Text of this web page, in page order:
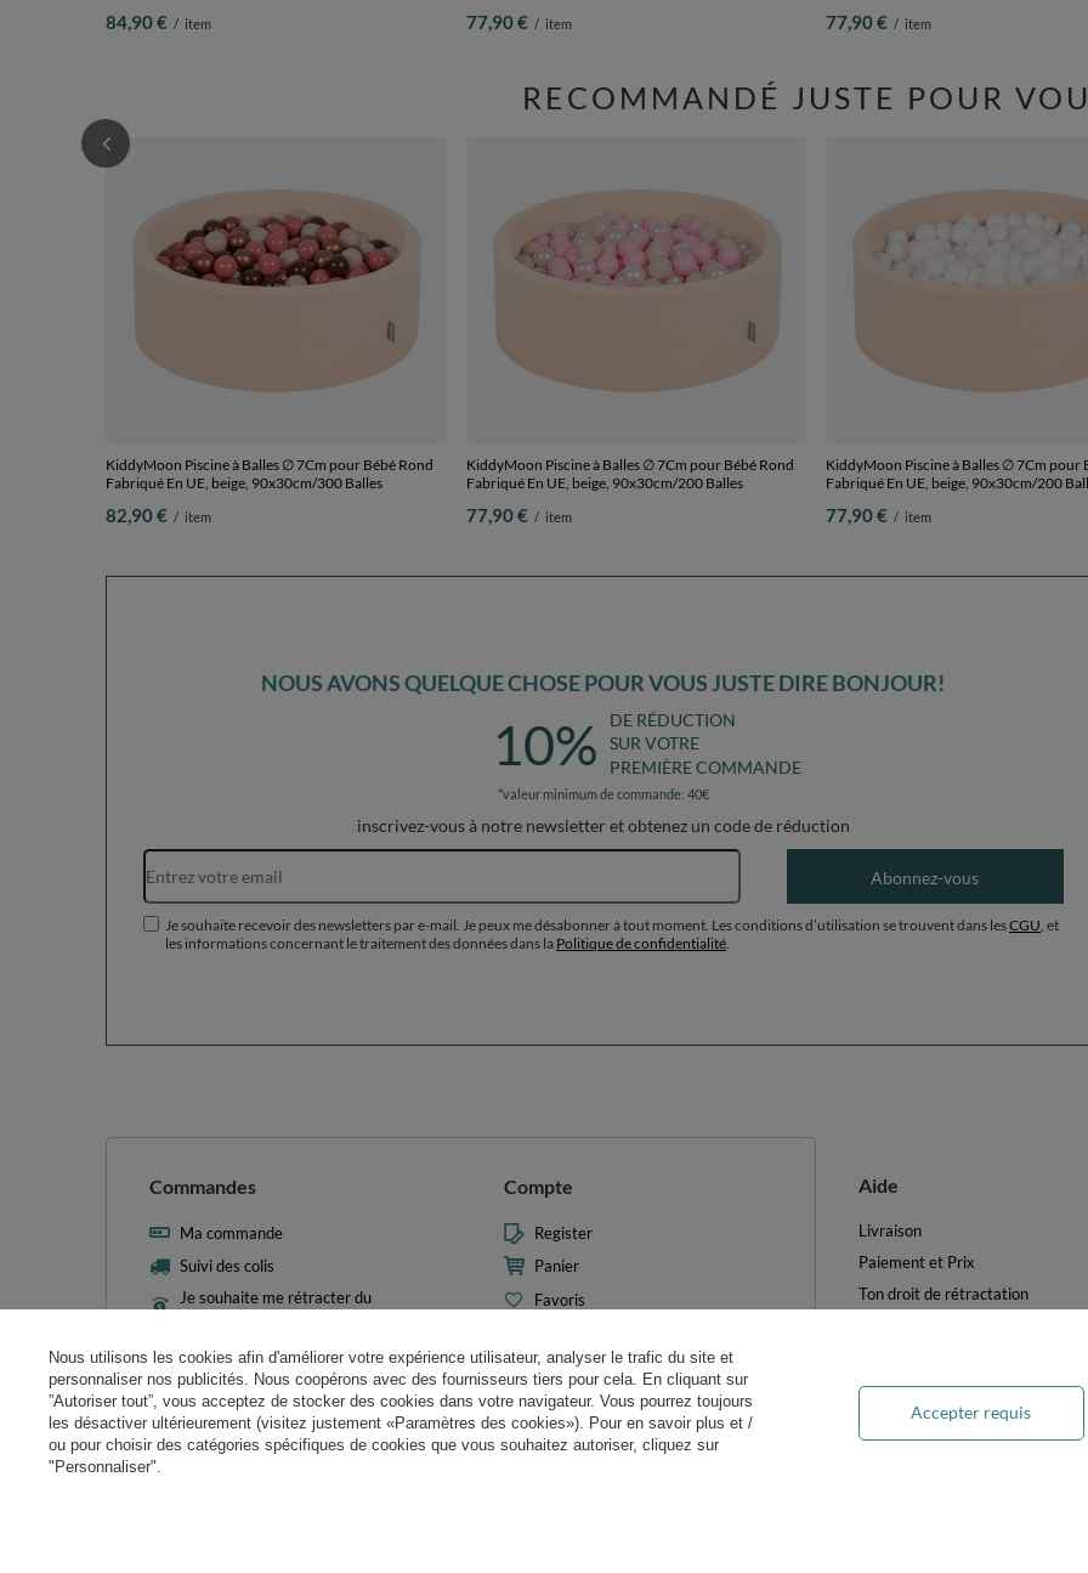
84,90 € / item 77,90 € / item
Balles
77,90 € / item
RECOMMANDÉ JUSTE POUR
KiddyMoon Piscine à Balles ∅ 7Cm pour Bébé Rond
Fabriqué En UE, beige, 90x30cm/300 Balles
82,90 € / item
KiddyMoon Piscine à Balles ∅ 7Cm pour Bébé Rond
Fabriqué En UE, beige, 90x30cm/200 Balles
77,90 € / item
KiddyMoon Piscine à Balles ∅ 7Cm pour
Fabriqué En UE, beige, 90x30cm/200
77,90 € / item
NOUS AVONS QUELQUE CHOSE POUR VOUS JUSTE DIRE BONJOUR!
10%
DE RÉDUCTION
SUR VOTRE
PREMIÈRE COMMANDE
*valeur minimum de commande: 40€
inscrivez-vous à notre newsletter et obtenez un code de réduction
Adresse e-mail
Abonnez-vous
Je souhaite recevoir des newsletters par e-mail. Je peux me désabonner à tout moment. Les conditions d’utilisation se trouvent dans lesCGU , et
les informations concernant le traitement des données dans la Politique de confidentialité
Commandes
Ma commande
Suivi des colis
Je souhaite me rétracter du
contrat
Contact
Compte
Register
Panier
Favoris
Mes transactions
Newsletter
Paramètres des cookies
Aide
Livraison
Paiement et Prix
Ton droit de rétractation
FAQ
Traitement des DEEE
Nous utilisons les cookies afin d'améliorer votre expérience utilisateur, analyser le trafic du site et
personnaliser nos publicités. Nous coopérons avec des fournisseurs tiers pour cela. En cliquant sur
”Autoriser tout”, vous acceptez de stocker des cookies dans votre navigateur. Vous pourrez toujours
les désactiver ultérieurement (visitez justement «Paramètres des cookies»). Pour en savoir plus et /
ou pour choisir des catégories spécifiques de cookies que vous souhaitez autoriser, cliquez sur
"Personnaliser".
Accepter requis